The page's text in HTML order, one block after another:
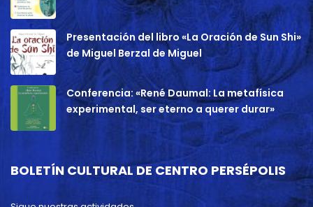
Presentación del libro «La Oración de Sun Shi»
de Miguel Berzal de Miguel
Conferencia: «René Daumal: La metafísica
experimental, ser eterno a querer durar»
BOLETÍN CULTURAL DE CENTRO PERSÉPOLIS